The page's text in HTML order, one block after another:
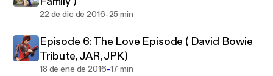
22 de dic de 2016-25 min
Episode 6: The Love Episode ( David Bowie
Tribute, JAR, JPK)
18 de ene de 2016-17 min